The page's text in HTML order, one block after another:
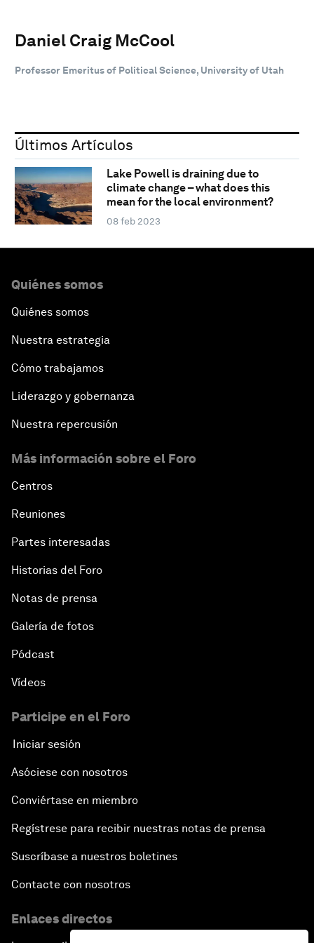
Daniel Craig McCool
Professor Emeritus of Political Science, University of Utah
Últimos Artículos
Lake Powell is draining due to
climate change – what does this
mean for the local environment?
08 feb 2023
Quiénes somos
Quiénes somos
Nuestra estrategia
Cómo trabajamos
Liderazgo y gobernanza
Nuestra repercusión
Más información sobre el Foro
Centros
Reuniones
Partes interesadas
Historias del Foro
Notas de prensa
Galería de fotos
Pódcast
Vídeos
Participe en el Foro
Iniciar sesión
Asóciese con nosotros
Conviértase en miembro
Regístrese para recibir nuestras notas de prensa
Suscríbase a nuestros boletines
Contacte con nosotros
Enlaces directos